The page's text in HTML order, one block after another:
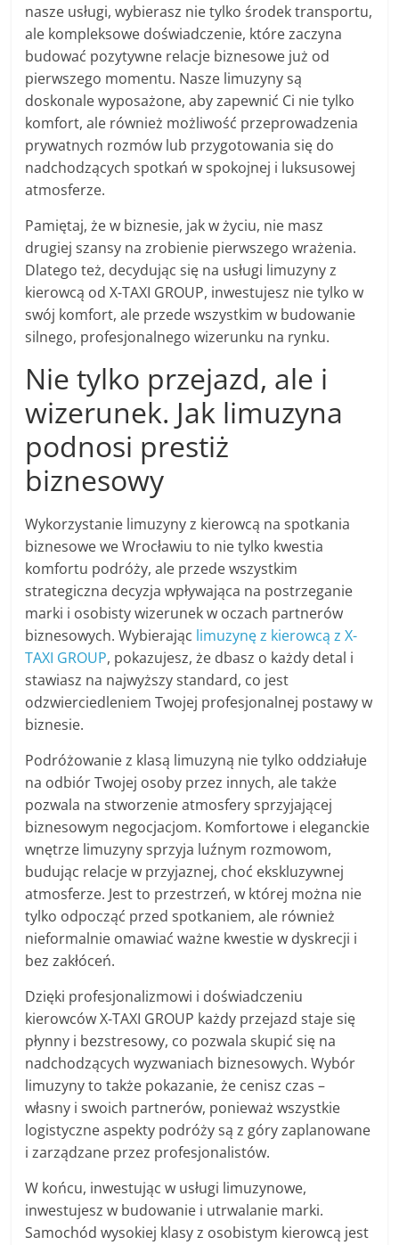
nasze usługi, wybierasz nie tylko środek transportu,
ale kompleksowe doświadczenie, które zaczyna
budować pozytywne relacje biznesowe już od
pierwszego momentu. Nasze limuzyny są
doskonale wyposażone, aby zapewnić Ci nie tylko
komfort, ale również możliwość przeprowadzenia
prywatnych rozmów lub przygotowania się do
nadchodzących spotkań w spokojnej i luksusowej
atmosferze.
Pamiętaj, że w biznesie, jak w życiu, nie masz
drugiej szansy na zrobienie pierwszego wrażenia.
Dlatego też, decydując się na usługi limuzyny z
kierowcą od X-TAXI GROUP, inwestujesz nie tylko w
swój komfort, ale przede wszystkim w budowanie
silnego, profesjonalnego wizerunku na rynku.
Nie tylko przejazd, ale i
wizerunek. Jak limuzyna
podnosi prestiż
biznesowy
Wykorzystanie limuzyny z kierowcą na spotkania
biznesowe we Wrocławiu to nie tylko kwestia
komfortu podróży, ale przede wszystkim
strategiczna decyzja wpływająca na postrzeganie
marki i osobisty wizerunek w oczach partnerów
biznesowych. Wybierając limuzynę z kierowcą z X-
TAXI GROUP, pokazujesz, że dbasz o każdy detal i
stawiasz na najwyższy standard, co jest
odzwierciedleniem Twojej profesjonalnej postawy w
biznesie.
Podróżowanie z klasą limuzyną nie tylko oddziałuje
na odbiór Twojej osoby przez innych, ale także
pozwala na stworzenie atmosfery sprzyjającej
biznesowym negocjacjom. Komfortowe i eleganckie
wnętrze limuzyny sprzyja luźnym rozmowom,
budując relacje w przyjaznej, choć ekskluzywnej
atmosferze. Jest to przestrzeń, w której można nie
tylko odpocząć przed spotkaniem, ale również
nieformalnie omawiać ważne kwestie w dyskrecji i
bez zakłóceń.
Dzięki profesjonalizmowi i doświadczeniu
kierowców X-TAXI GROUP każdy przejazd staje się
płynny i bezstresowy, co pozwala skupić się na
nadchodzących wyzwaniach biznesowych. Wybór
limuzyny to także pokazanie, że cenisz czas –
własny i swoich partnerów, ponieważ wszystkie
logistyczne aspekty podróży są z góry zaplanowane
i zarządzane przez profesjonalistów.
W końcu, inwestując w usługi limuzynowe,
inwestujesz w budowanie i utrwalanie marki.
Samochód wysokiej klasy z osobistym kierowcą jest